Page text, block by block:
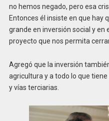
no hemos negado, pero esa
Entonces él insiste en que hay
grande en inversión social y en
proyecto que nos permita
Agregó que la inversión
agricultura y a todo lo que
y vías terciarias.